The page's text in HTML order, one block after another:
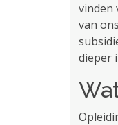
vinden
van
dieper